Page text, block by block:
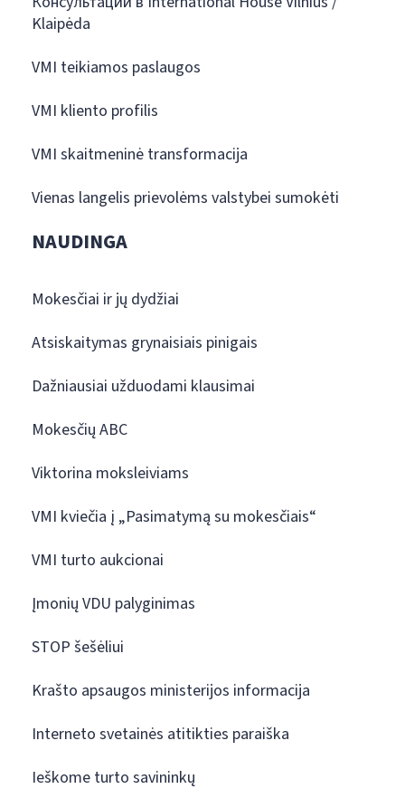
Klaipėda
VMI teikiamos paslaugos
VMI kliento profilis
VMI skaitmeninė transformacija
Vienas langelis prievolėms valstybei sumokėti
NAUDINGA
Mokesčiai ir jų dydžiai
Atsiskaitymas grynaisiais pinigais
Dažniausiai užduodami klausimai
Mokesčių ABC
Viktorina moksleiviams
VMI kviečia į „Pasimatymą su mokesčiais“
VMI turto aukcionai
Įmonių VDU palyginimas
STOP šešėliui
Krašto apsaugos ministerijos informacija
Interneto svetainės atitikties paraiška
Ieškome turto savininkų